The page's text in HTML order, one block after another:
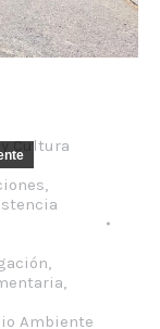
Cultura
,
,
,
Ambiente